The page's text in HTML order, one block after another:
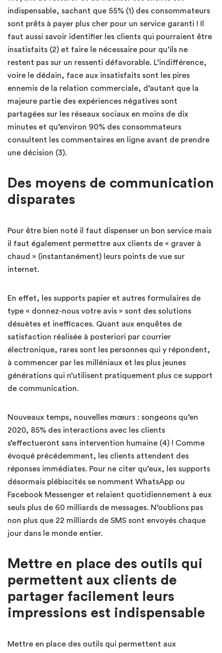
indispensable, sachant que 55% (1) des consommateurs
sont prêts à payer plus cher pour un service garanti ! Il
faut aussi savoir identifier les clients qui pourraient être
insatisfaits (2) et faire le nécessaire pour qu’ils ne
restent pas sur un ressenti défavorable. L’indifférence,
voire le dédain, face aux insatisfaits sont les pires
ennemis de la relation commerciale, d’autant que la
majeure partie des expériences négatives sont
partagées sur les réseaux sociaux en moins de dix
minutes et qu’environ 90% des consommateurs
consultent les commentaires en ligne avant de prendre
une décision (3).
Des moyens de communication
disparates
Pour être bien noté il faut dispenser un bon service mais
il faut également permettre aux clients de « graver à
chaud » (instantanément) leurs points de vue sur
internet.
En effet, les supports papier et autres formulaires de
type « donnez-nous votre avis » sont des solutions
désuètes et inefficaces. Quant aux enquêtes de
satisfaction réalisée à posteriori par courrier
électronique, rares sont les personnes qui y répondent,
à commencer par les milléniaux et les plus jeunes
générations qui n’utilisent pratiquement plus ce support
de communication.
Nouveaux temps, nouvelles mœurs : songeons qu’en
2020, 85% des interactions avec les clients
s’effectueront sans intervention humaine (4) ! Comme
évoqué précédemment, les clients attendent des
réponses immédiates. Pour ne citer qu’eux, les supports
désormais plébiscités se nomment WhatsApp ou
Facebook Messenger et relaient quotidiennement à eux
seuls plus de 60 milliards de messages. N’oublions pas
non plus que 22 milliards de SMS sont envoyés chaque
jour dans le monde entier.
Mettre en place des outils qui
permettent aux clients de
partager facilement leurs
impressions est indispensable
Mettre en place des outils qui permettent aux